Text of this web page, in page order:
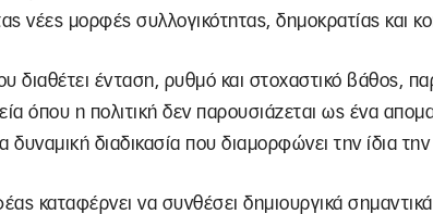
νέες μορφές συλλογικότητας, δημοκρατίας και
διαθέτει ένταση, ρυθμό και στοχαστικό βάθος,
όπου η πολιτική δεν παρουσιάζεται ως ένα
δυναμική διαδικασία που διαμορφώνει την ίδια
καταφέρνει να συνθέσει δημιουργικά